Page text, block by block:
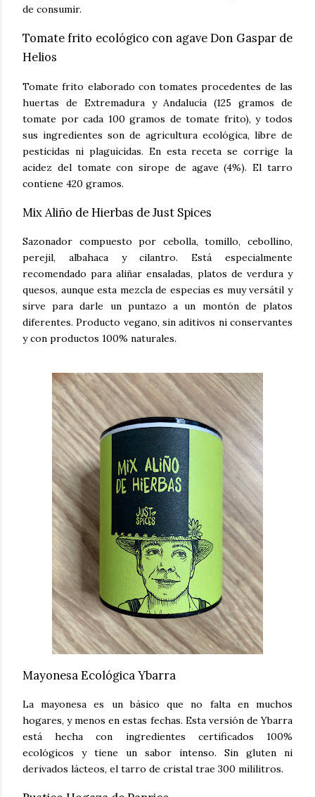
de consumir.
Tomate frito ecológico con agave Don Gaspar de
Helios
Tomate frito elaborado con tomates procedentes de las
huertas de Extremadura y Andalucía (125 gramos de
tomate por cada 100 gramos de tomate frito), y todos
sus ingredientes son de agricultura ecológica, libre de
pesticidas ni plaguicidas. En esta receta se corrige la
acidez del tomate con sirope de agave (4%). El tarro
contiene 420 gramos.
Mix Aliño de Hierbas de Just Spices
Sazonador compuesto por cebolla, tomillo, cebollino,
perejil, albahaca y cilantro. Está especialmente
recomendado para aliñar ensaladas, platos de verdura y
quesos, aunque esta mezcla de especias es muy versátil y
sirve para darle un puntazo a un montón de platos
diferentes. Producto vegano, sin aditivos ni conservantes
y con productos 100% naturales.
Mayonesa Ecológica Ybarra
La mayonesa es un básico que no falta en muchos
hogares, y menos en estas fechas. Esta versión de Ybarra
está hecha con ingredientes certificados 100%
ecológicos y tiene un sabor intenso. Sin gluten ni
derivados lácteos, el tarro de cristal trae 300 mililitros.